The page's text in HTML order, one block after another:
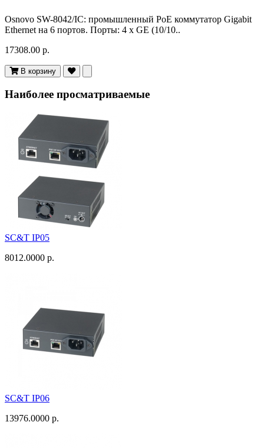
Osnovo SW-8042/IC: промышленный PoE коммутатор Gigabit
Ethernet на 6 портов. Порты: 4 x GE (10/10..
17308.00 р.
В корзину
Наиболее просматриваемые
SC&T IP05
8012.0000 р.
SC&T IP06
13976.0000 р.